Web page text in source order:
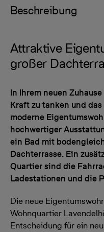
Beschreibung
Attraktive
großer
In Ihrem neuen
Kraft zu tanken und
moderne
hochwertiger
ein Bad mit
Dachterrasse. Ein
Quartier sind die
Ladestationen und die
Die neue
Wohnquartier
Entscheidung für ein